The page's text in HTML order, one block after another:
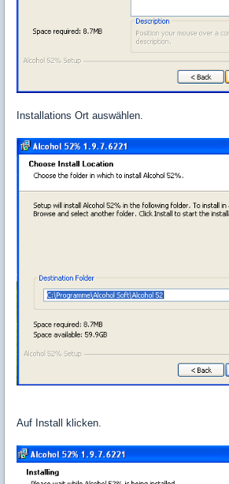
Installations Ort auswählen.
Auf Install klicken.